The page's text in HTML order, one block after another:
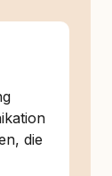
seinen
–
guttut.
die